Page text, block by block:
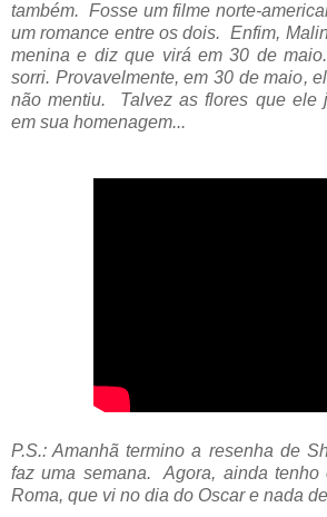
também. Fosse um filme norte-
um romance entre os dois. Enfim,
menina e diz que virá em 30 de
sorri. Provavelmente, em 30 de maio,
não mentiu. Talvez as flores que ele
em sua homenagem...
P.S.: Amanhã termino a resenha de
faz uma semana. Agora, ainda tenho
Roma, que vi no dia do Oscar e nada